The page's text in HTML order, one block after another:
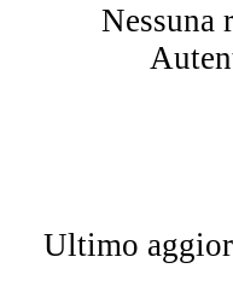
Nessuna
Ultimo